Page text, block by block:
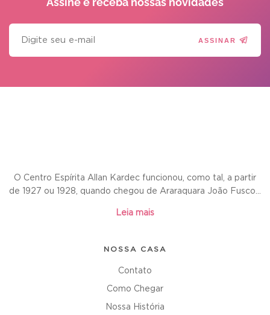
ASSINAR
O Centro Espírita Allan Kardec funcionou, como tal, a partir
de 1927 ou 1928, quando chegou de Araraquara João Fusco...
Leia mais
NOSSA CASA
Contato
Como Chegar
Nossa História